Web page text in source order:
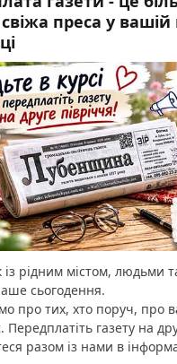
преса у
із рідним містом, людьми
сьогодення.
про тих, хто поруч, про
газету на
разом із нами в